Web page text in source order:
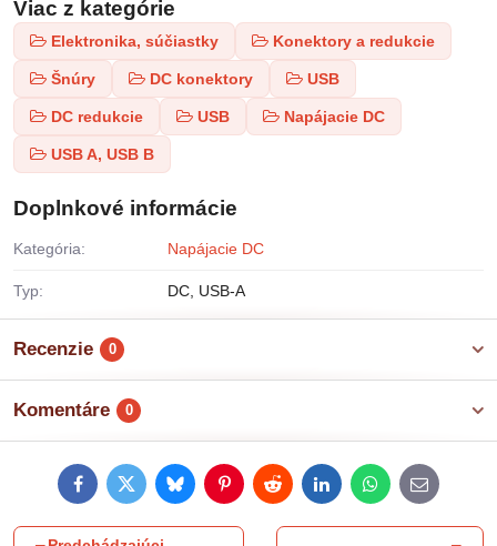
Viac z kategórie
Elektronika, súčiastky Konektory a redukcie
Šnúry DC konektory USB
DC redukcie USB Napájacie DC
USB A, USB B
Doplnkové informácie
Kategória: Napájacie DC
Typ: DC, USB-A
Recenzie 0
Komentáre 0
FacebookTwitterBlueskyPinterestRedditLinkedInWhatsApp
E-
mail